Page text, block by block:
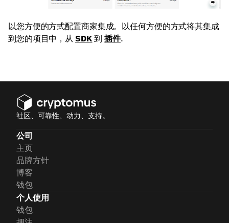
以您方便的方式配置商家集成。以任何方便的方式将其集成
到您的项目中，从 SDK 到 插件.
社区、可靠性、动力、支持。
公司
主页
品牌方针
博客
钱包
个人使用
钱包